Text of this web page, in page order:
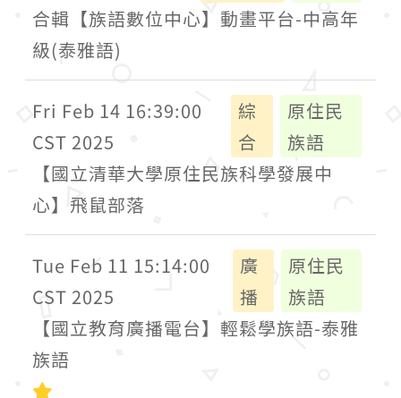
合輯【族語數位中心】動畫平台-中高年
級(泰雅語)
Fri Feb 14 16:39:00
CST 2025
綜
合
原住民
族語
【國立清華大學原住民族科學發展中
心】飛鼠部落
Tue Feb 11 15:14:00
CST 2025
廣
播
原住民
族語
【國立教育廣播電台】輕鬆學族語-泰雅
族語